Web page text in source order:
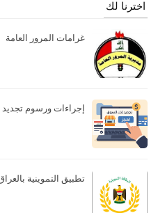
اخترنا لك
غرامات المرور العامة
إجراءات ورسوم تجديد
تطبيق التموينية